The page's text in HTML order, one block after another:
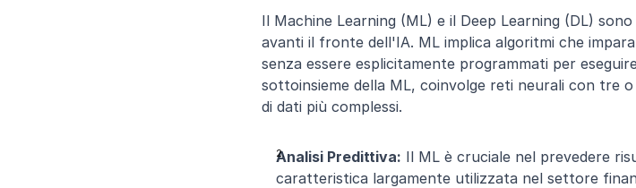
Il Machine Learning (ML) e il Deep Learning (DL)
avanti il fronte dell'IA. ML implica algoritmi che
senza essere esplicitamente programmati per
sottoinsieme della ML, coinvolge reti neurali con tre
di dati più complessi.
Analisi Predittiva: Il ML è cruciale nel prevedere
caratteristica largamente utilizzata nel settore